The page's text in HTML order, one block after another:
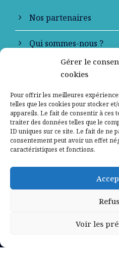
Gérer le
cookies
Pour offrir les meilleures
telles que les cookies pour stocker
appareils. Le fait de consentir à ces
traiter des données telles que le
ID uniques sur ce site. Le fait de ne
consentement peut avoir un effet
caractéristiques et fonctions.
Voir les
Nos partenaires
Qui sommes-nous ?
Contactez-nous
Mentions légales
Politique de